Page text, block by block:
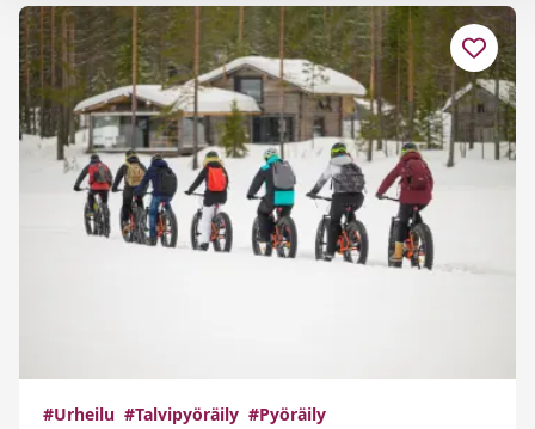
#Urheilu #Talvipyöräily #Pyöräily